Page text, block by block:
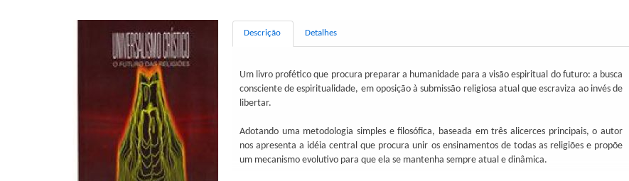
Descrição Detalhes
Um livro profético que procura preparar a humanidade para a visão espiritual do futuro: a busca
consciente de espiritualidade, em oposição à submissão religiosa atual que escraviza ao invés de
libertar.
Adotando uma metodologia simples e filosófica, baseada em três alicerces principais, o autor
nos apresenta a idéia central que procura unir os ensinamentos de todas as religiões e propõe
um mecanismo evolutivo para que ela se mantenha sempre atual e dinâmica.